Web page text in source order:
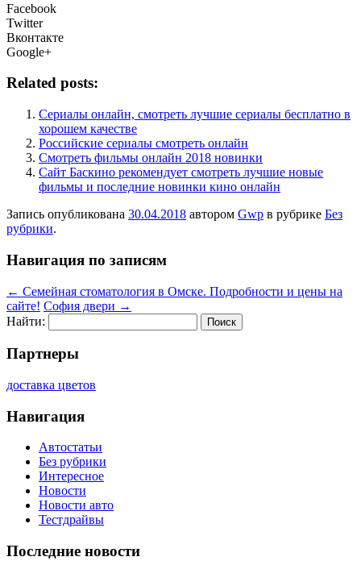
Facebook
Twitter
Вконтакте
Google+
Related posts:
Сериалы онлайн, смотреть лучшие сериалы бесплатно в
хорошем качестве
Российские сериалы смотреть онлайн
Смотреть фильмы онлайн 2018 новинки
Сайт Баскино рекомендует смотреть лучшие новые
фильмы и последние новинки кино онлайн
Запись опубликована 30.04.2018 автором Gwp в рубрике Без
рубрики.
Навигация по записям
← Семейная стоматология в Омске. Подробности и цены на
сайте! София двери →
Найти:
Партнеры
доставка цветов
Навигация
Автостатьи
Без рубрики
Интересное
Новости
Новости авто
Тестдрайвы
Последние новости